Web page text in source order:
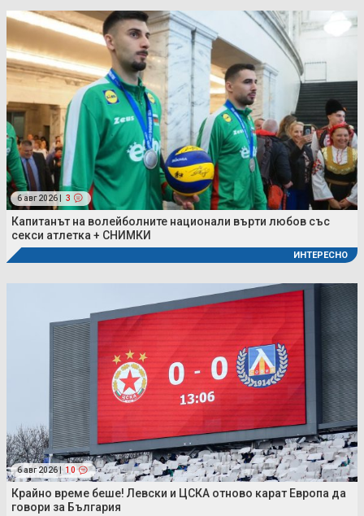
6 авг 2026 | 3
Капитанът на волейболните национали върти любов със
секси атлетка + СНИМКИ
ИНТЕРЕСНО
6 авг 2026 | 10
Крайно време беше! Левски и ЦСКА отново карат Европа да
говори за България